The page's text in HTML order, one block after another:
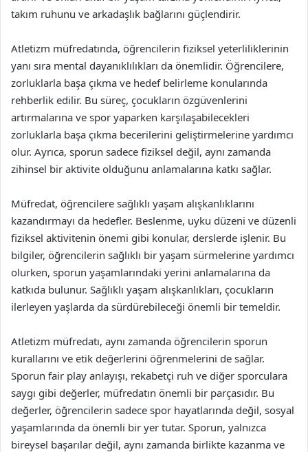
takım ruhunu ve arkadaşlık bağlarını güçlendirir.
Atletizm müfredatında, öğrencilerin fiziksel yeterliliklerinin
yanı sıra mental dayanıklılıkları da önemlidir. Öğrencilere,
zorluklarla başa çıkma ve hedef belirleme konularında
rehberlik edilir. Bu süreç, çocukların özgüvenlerini
artırmalarına ve spor yaparken karşılaşabilecekleri
zorluklarla başa çıkma becerilerini geliştirmelerine yardımcı
olur. Ayrıca, sporun sadece fiziksel değil, aynı zamanda
zihinsel bir aktivite olduğunu anlamalarına katkı sağlar.
Müfredat, öğrencilere sağlıklı yaşam alışkanlıklarını
kazandırmayı da hedefler. Beslenme, uyku düzeni ve düzenli
fiziksel aktivitenin önemi gibi konular, derslerde işlenir. Bu
bilgiler, öğrencilerin sağlıklı bir yaşam sürmelerine yardımcı
olurken, sporun yaşamlarındaki yerini anlamalarına da
katkıda bulunur. Sağlıklı yaşam alışkanlıkları, çocukların
ilerleyen yaşlarda da sürdürebileceği önemli bir temeldir.
Atletizm müfredatı, aynı zamanda öğrencilerin sporun
kurallarını ve etik değerlerini öğrenmelerini de sağlar.
Sporun fair play anlayışı, rekabetçi ruh ve diğer sporculara
saygı gibi değerler, müfredatın önemli bir parçasıdır. Bu
değerler, öğrencilerin sadece spor hayatlarında değil, sosyal
yaşamlarında da önemli bir yer tutar. Sporun, yalnızca
bireysel başarılar değil, aynı zamanda birlikte kazanma ve